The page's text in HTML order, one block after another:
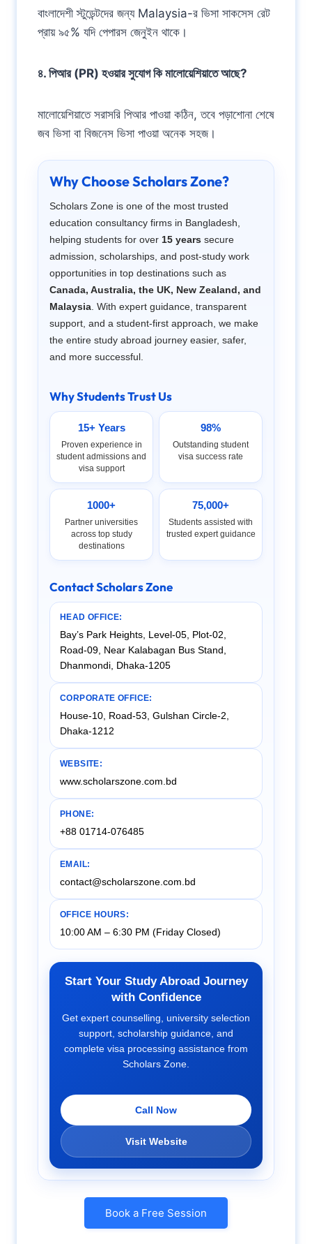
বাংলাদেশী স্টুডেন্টদের জন্য Malaysia-র ভিসা সাকসেস রেট
প্রায় ৯৫% যদি পেপারস জেনুইন থাকে।
৪. পিআর (PR) হওয়ার সুযোগ কি মালোয়েশিয়াতে আছে?
মালোয়েশিয়াতে সরাসরি পিআর পাওয়া কঠিন, তবে পড়াশোনা শেষে
জব ভিসা বা বিজনেস ভিসা পাওয়া অনেক সহজ।
Why Choose Scholars Zone?
Scholars Zone is one of the most trusted
education consultancy firms in Bangladesh,
helping students for over 15 years secure
admission, scholarships, and post-study work
opportunities in top destinations such as
Canada, Australia, the UK, New Zealand, and
Malaysia . With expert guidance, transparent
support, and a student-first approach, we make
the entire study abroad journey easier, safer,
and more successful.
Why Students Trust Us
15+ Years
Proven experience in
student admissions and
visa support
98%
Outstanding student
visa success rate
1000+
Partner universities
across top study
destinations
75,000+
Students assisted with
trusted expert guidance
Contact Scholars Zone
HEAD OFFICE:
Bay’s Park Heights, Level-05, Plot-02,
Road-09, Near Kalabagan Bus Stand,
Dhanmondi, Dhaka-1205
CORPORATE OFFICE:
House-10, Road-53, Gulshan Circle-2,
Dhaka-1212
WEBSITE:
www.scholarszone.com.bd
PHONE:
+88 01714-076485
EMAIL:
contact@scholarszone.com.bd
OFFICE HOURS:
10:00 AM – 6:30 PM (Friday Closed)
Start Your Study Abroad Journey
with Confidence
Get expert counselling, university selection
support, scholarship guidance, and
complete visa processing assistance from
Scholars Zone.
Call Now
Visit Website
Book a Free Session